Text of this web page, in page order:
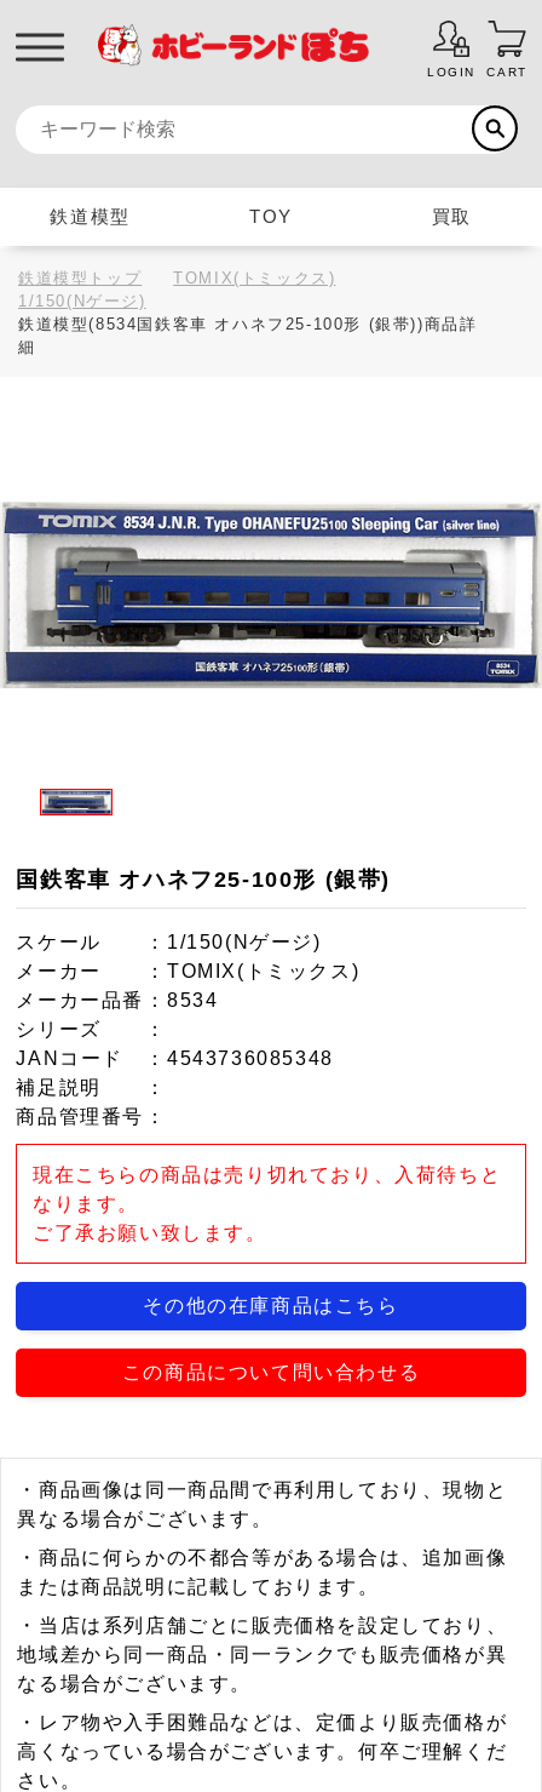
LOGIN CART
鉄道模型 TOY 買取
鉄道模型トップ
TOMIX(トミックス)
1/150(Nゲージ)
鉄道模型(8534国鉄客車 オハネフ25-100形 (銀帯))商品詳
細
国鉄客車 オハネフ25-100形 (銀帯)
スケール
：1/150(Nゲージ)
メーカー
：TOMIX(トミックス)
メーカー品番
：8534
シリーズ
：
JANコード
：4543736085348
補足説明
：
商品管理番号 ：
現在こちらの商品は売り切れており、入荷待ちと
なります。
ご了承お願い致します。
その他の在庫商品はこちら
この商品について問い合わせる
・商品画像は同一商品間で再利用しており、現物と
異なる場合がございます。
・商品に何らかの不都合等がある場合は、追加画像
または商品説明に記載しております。
・当店は系列店舗ごとに販売価格を設定しており、
地域差から同一商品・同一ランクでも販売価格が異
なる場合がございます。
・レア物や入手困難品などは、定価より販売価格が
高くなっている場合がございます。何卒ご理解くだ
さい。